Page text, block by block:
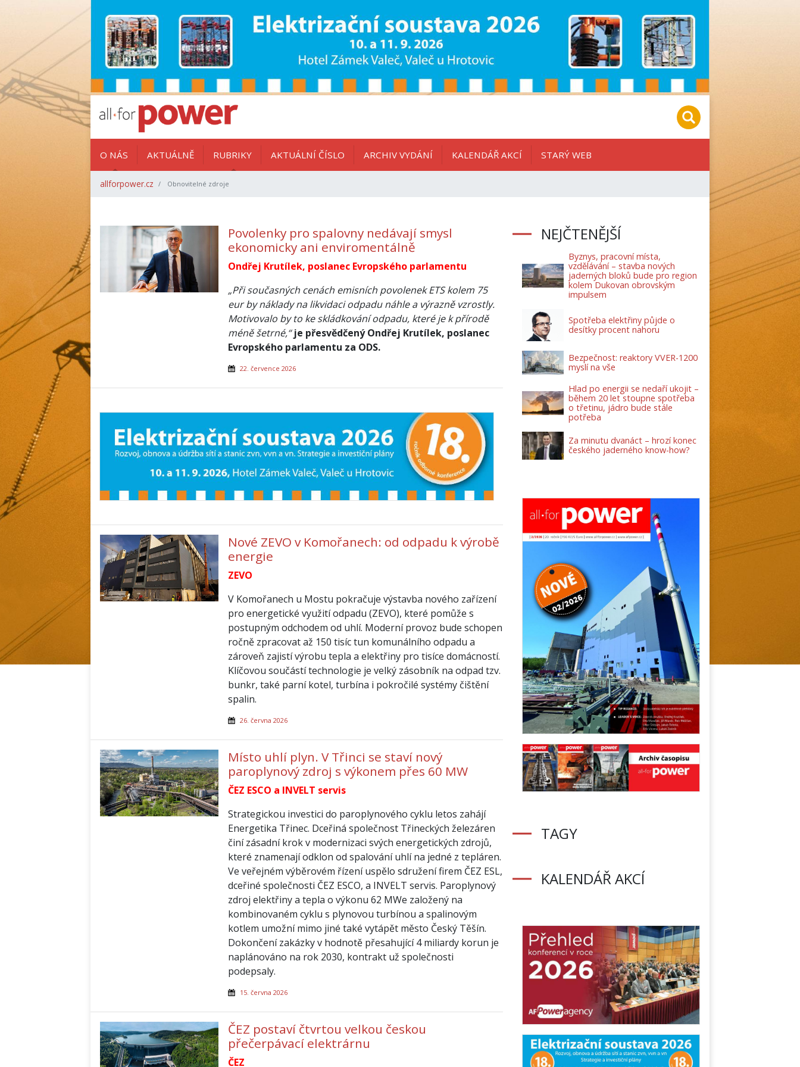
O NÁS AKTUÁLNĚ RUBRIKY AKTUÁLNÍ ČÍSLO ARCHIV VYDÁNÍ KALENDÁŘ AKCÍ STARÝ WEB
allforpower.cz Obnovitelné zdroje
Povolenky pro spalovny nedávají smysl
ekonomicky ani enviromentálně
Ondřej Krutílek, poslanec Evropského parlamentu
„Při současných cenách emisních povolenek ETS kolem 75
eur by náklady na likvidaci odpadu náhle a výrazně vzrostly.
Motivovalo by to ke skládkování odpadu, které je k přírodě
méně šetrné,“je přesvědčený Ondřej Krutílek, poslanec
Evropského parlamentu za ODS.
22. července 2026
Nové ZEVO v Komořanech: od odpadu k výrobě
energie
ZEVO
V Komořanech u Mostu pokračuje výstavba nového zařízení
pro energetické využití odpadu (ZEVO), které pomůže s
postupným odchodem od uhlí. Moderní provoz bude schopen
ročně zpracovat až 150 tisíc tun komunálního odpadu a
zároveň zajistí výrobu tepla a elektřiny pro tisíce domácností.
Klíčovou součástí technologie je velký zásobník na odpad tzv.
bunkr, také parní kotel, turbína i pokročilé systémy čištění
spalin.
26. června 2026
Místo uhlí plyn. V Třinci se staví nový
paroplynový zdroj s výkonem přes 60 MW
ČEZ ESCO a INVELT servis
Strategickou investici do paroplynového cyklu letos zahájí
Energetika Třinec. Dceřiná společnost Třineckých železáren
činí zásadní krok v modernizaci svých energetických zdrojů,
které znamenají odklon od spalování uhlí na jedné z tepláren.
Ve veřejném výběrovém řízení uspělo sdružení firem ČEZ ESL,
dceřiné společnosti ČEZ ESCO, a INVELT servis. Paroplynový
zdroj elektřiny a tepla o výkonu 62 MWe založený na
kombinovaném cyklu s plynovou turbínou a spalinovým
kotlem umožní mimo jiné také vytápět město Český Těšín.
Dokončení zakázky v hodnotě přesahující 4 miliardy korun je
naplánováno na rok 2030, kontrakt už společnosti
podepsaly.
15. června 2026
ČEZ postaví čtvrtou velkou českou
přečerpávací elektrárnu
ČEZ
NEJČTENĚJŠÍ
Byznys, pracovní místa,
vzdělávání – stavba nových
jaderných bloků bude pro region
kolem Dukovan obrovským
impulsem
Spotřeba elektřiny půjde o
desítky procent nahoru
Bezpečnost: reaktory VVER-1200
myslí na vše
Hlad po energii se nedaří ukojit –
během 20 let stoupne spotřeba
o třetinu, jádro bude stále
potřeba
Za minutu dvanáct – hrozí konec
českého jaderného know-how?
TAGY
KALENDÁŘ AKCÍ